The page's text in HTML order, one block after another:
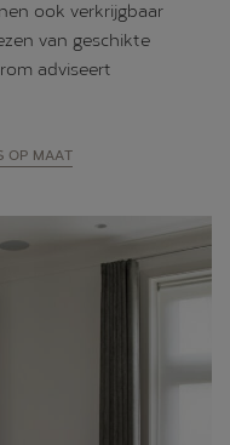
ook verkrijgbaar
van geschikte
adviseert
OP MAAT